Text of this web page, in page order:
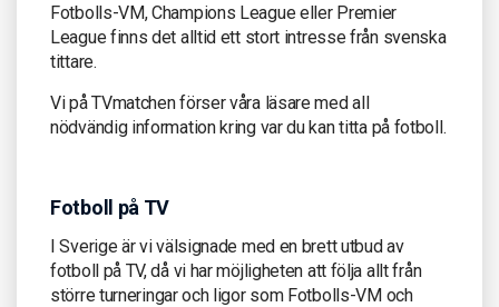
Fotbolls-VM, Champions League eller Premier
League finns det alltid ett stort intresse från svenska
tittare.
Vi på TVmatchen förser våra läsare med all
nödvändig information kring var du kan titta på fotboll.
Fotboll på TV
I Sverige är vi välsignade med en brett utbud av
fotboll på TV, då vi har möjligheten att följa allt från
större turneringar och ligor som Fotbolls-VM och